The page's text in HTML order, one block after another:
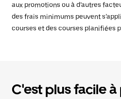
aux promotions ou à d’autres
des frais minimums peuvent
courses et des courses planifiées
C'est plus facile